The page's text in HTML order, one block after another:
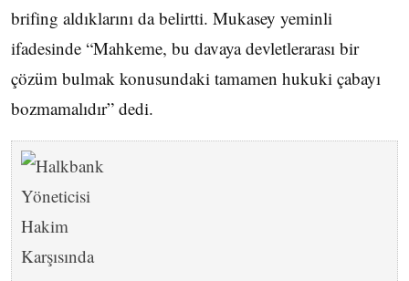
brifing aldıklarını da belirtti. Mukasey yeminli
ifadesinde “Mahkeme, bu davaya devletlerarası bir
çözüm bulmak konusundaki tamamen hukuki çabayı
bozmamalıdır” dedi.